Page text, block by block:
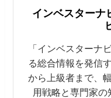
インベスターナ
「インベスターナ
る総合情報を発信
から上級者まで、
用戦略と専門家